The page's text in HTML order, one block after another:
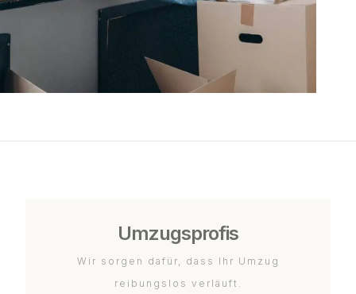
Umzugsprofis
Wir sorgen dafür, dass Ihr Umzug
reibungslos verläuft.